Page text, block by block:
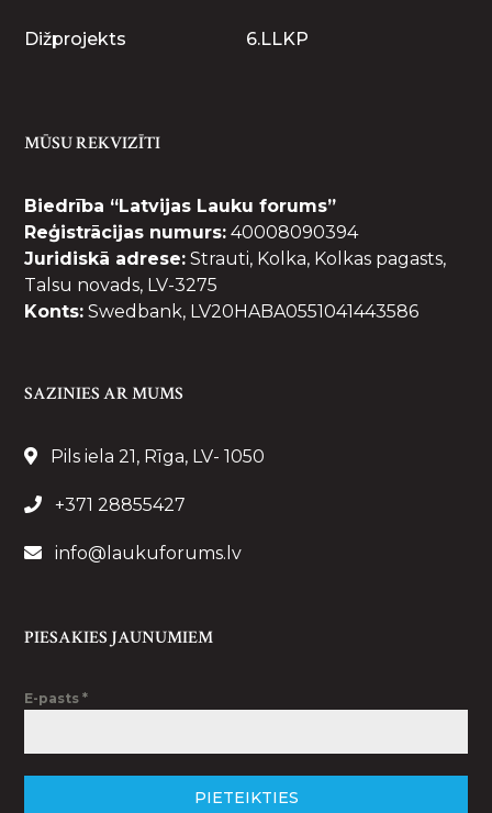
Dižprojekts 6.LLKP
MŪSU REKVIZĪTI
Biedrība “Latvijas Lauku forums”
Reģistrācijas numurs: 40008090394
Juridiskā adrese: Strauti, Kolka, Kolkas pagasts,
Talsu novads, LV-3275
Konts: Swedbank, LV20HABA0551041443586
SAZINIES AR MUMS
Pils iela 21, Rīga, LV- 1050
+371 28855427
info@laukuforums.lv
PIESAKIES JAUNUMIEM
E-pasts*
PIETEIKTIES